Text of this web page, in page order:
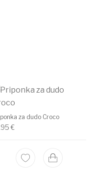
za dudo Croco
€